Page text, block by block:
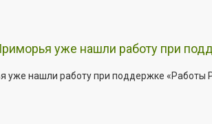
уже нашли работу при
уже нашли работу при поддержке «Работы